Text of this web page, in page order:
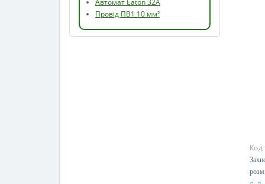
Автомат Eaton 32А
Провід ПВ1 10 мм²
Код